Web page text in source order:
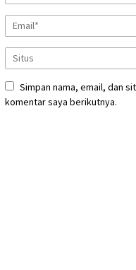
Simpan nama, email, dan
komentar saya berikutnya.